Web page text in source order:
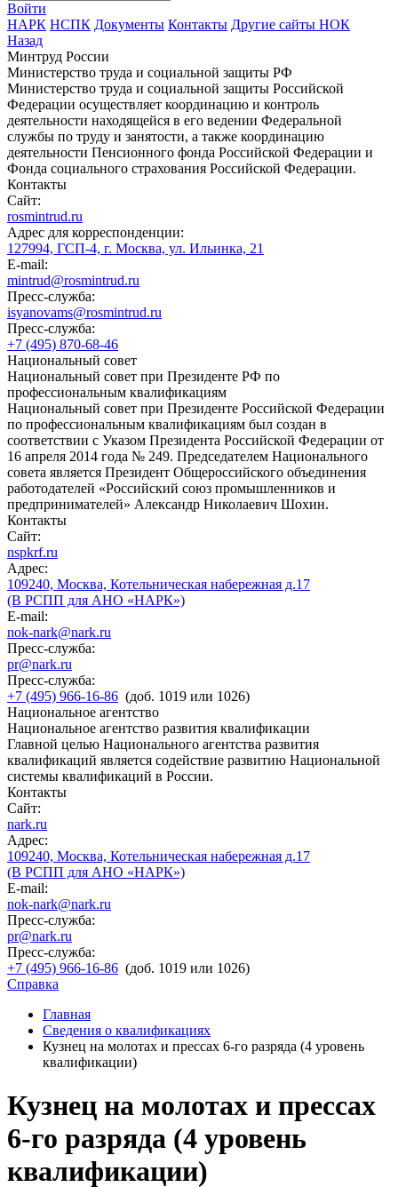
Войти
НАРК НСПК Документы Контакты Другие сайты НОК
Назад
Минтруд России
Министерство труда и социальной защиты РФ
Министерство труда и социальной защиты Российской
Федерации осуществляет координацию и контроль
деятельности находящейся в его ведении Федеральной
службы по труду и занятости, а также координацию
деятельности Пенсионного фонда Российской Федерации и
Фонда социального страхования Российской Федерации.
Контакты
Сайт:
rosmintrud.ru
Адрес для корреспонденции:
127994, ГСП-4, г. Москва, ул. Ильинка, 21
E-mail:
mintrud@rosmintrud.ru
Пресс-служба:
isyanovams@rosmintrud.ru
Пресс-служба:
+7 (495) 870-68-46
Национальный совет
Национальный совет при Президенте РФ по
профессиональным квалификациям
Национальный совет при Президенте Российской Федерации
по профессиональным квалификациям был создан в
соответствии с Указом Президента Российской Федерации от
16 апреля 2014 года № 249. Председателем Национального
совета является Президент Общероссийского объединения
работодателей «Российский союз промышленников и
предпринимателей» Александр Николаевич Шохин.
Контакты
Сайт:
nspkrf.ru
Адрес:
109240, Москва, Котельническая набережная д.17
(В РСПП для АНО «НАРК»)
E-mail:
nok-nark@nark.ru
Пресс-служба:
pr@nark.ru
Пресс-служба:
+7 (495) 966-16-86 (доб. 1019 или 1026)
Национальное агентство
Национальное агентство развития квалификации
Главной целью Национального агентства развития
квалификаций является содействие развитию Национальной
системы квалификаций в России.
Контакты
Сайт:
nark.ru
Адрес:
109240, Москва, Котельническая набережная д.17
(В РСПП для АНО «НАРК»)
E-mail:
nok-nark@nark.ru
Пресс-служба:
pr@nark.ru
Пресс-служба:
+7 (495) 966-16-86 (доб. 1019 или 1026)
Справка
Главная
Сведения о квалификациях
Кузнец на молотах и прессах 6-го разряда (4 уровень
квалификации)
Кузнец на молотах и прессах
6-го разряда (4 уровень
квалификации)